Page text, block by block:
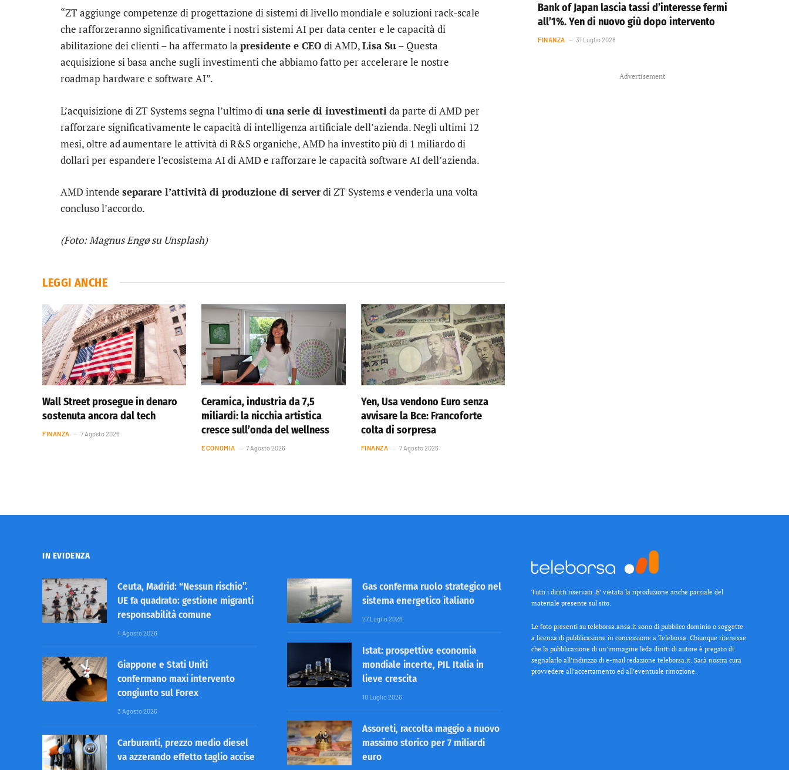
“ZT aggiunge competenze di progettazione di sistemi di livello mondiale e soluzioni rack-scale
che rafforzeranno significativamente i nostri sistemi AI per data center e le capacità di
abilitazione dei clienti – ha affermato la presidente e CEO di AMD,Lisa Su– Questa
acquisizione si basa anche sugli investimenti che abbiamo fatto per accelerare le nostre
roadmap hardware e software AI”.
L’acquisizione di ZT Systems segna l’ultimo di una serie di investimenti da parte di AMD per
rafforzare significativamente le capacità di intelligenza artificiale dell’azienda. Negli ultimi 12
mesi, oltre ad aumentare le attività di R&S organiche, AMD ha investito più di 1 miliardo di
dollari per espandere l’ecosistema AI di AMD e rafforzare le capacità software AI dell’azienda.
AMD intende separare l’attività di produzione di serverdi ZT Systems e venderla una volta
concluso l’accordo.
(Foto: Magnus Engø su Unsplash)
LEGGI ANCHE
Wall Street prosegue in denaro
sostenuta ancora dal tech
FINANZA 7 Agosto 2026
Ceramica, industria da 7,5
miliardi: la nicchia artistica
cresce sull’onda del wellness
ECONOMIA 7 Agosto 2026
Yen, Usa vendono Euro senza
avvisare la Bce: Francoforte
colta di sorpresa
FINANZA 7 Agosto 2026
Bank of Japan lascia tassi d’interesse fermi
all’1%. Yen di nuovo giù dopo intervento
FINANZA 31 Luglio 2026
Advertisement
IN EVIDENZA
Ceuta, Madrid: “Nessun rischio”.
UE fa quadrato: gestione migranti
responsabilità comune
4 Agosto 2026
Giappone e Stati Uniti
confermano maxi intervento
congiunto sul Forex
3 Agosto 2026
Carburanti, prezzo medio diesel
va azzerando effetto taglio accise
Gas conferma ruolo strategico nel
sistema energetico italiano
27 Luglio 2026
Istat: prospettive economia
mondiale incerte, PIL Italia in
lieve crescita
10 Luglio 2026
Assoreti, raccolta maggio a nuovo
massimo storico per 7 miliardi
euro
Tutti i diritti riservati. E’ vietata la riproduzione anche parziale del
materiale presente sul sito.
Le foto presenti su teleborsa.ansa.it sono di pubblico dominio o soggette
a licenza di pubblicazione in concessione a Teleborsa. Chiunque ritenesse
che la pubblicazione di un’immagine leda diritti di autore è pregato di
segnalarlo all’indirizzo di e-mail redazione teleborsa.it. Sarà nostra cura
provvedere all’accertamento ed all’eventuale rimozione.